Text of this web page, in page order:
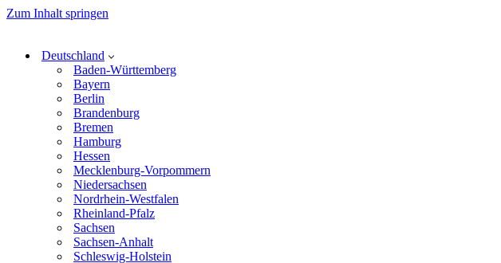
Zum Inhalt springen
Deutschland
Baden-Württemberg
Bayern
Berlin
Brandenburg
Bremen
Hamburg
Hessen
Mecklenburg-Vorpommern
Niedersachsen
Nordrhein-Westfalen
Rheinland-Pfalz
Sachsen
Sachsen-Anhalt
Schleswig-Holstein